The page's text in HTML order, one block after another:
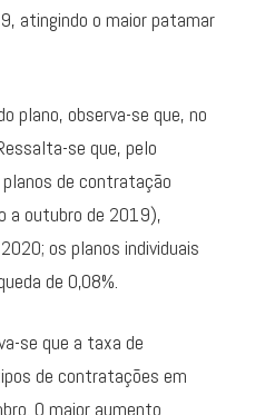
atingindo o maior patamar
plano, observa-se que, no
se que, pelo
de contratação
a outubro de 2019),
os planos individuais
de 0,08%.
se que a taxa de
de contratações em
O maior aumento